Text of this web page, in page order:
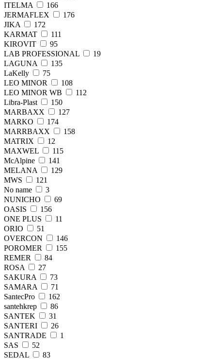
ITELMA
166
JERMAFLEX
176
JIKA
172
KARMAT
111
KIROVIT
95
LAB PROFESSIONAL
19
LAGUNA
135
LaKelly
75
LEO MINOR
108
LEO MINOR WB
112
Libra-Plast
150
MARBAXX
127
MARKO
174
MARRBAXX
158
MATRIX
12
MAXWEL
115
McAlpine
141
MELANA
129
MWS
121
No name
3
NUNICHO
69
OASIS
156
ONE PLUS
11
ORIO
51
OVERCON
146
POROMER
155
REMER
84
ROSA
27
SAKURA
73
SAMARA
71
SantecPro
162
santehkrер
86
SANTEK
31
SANTERI
26
SANTRADE
1
SAS
52
SEDAL
83